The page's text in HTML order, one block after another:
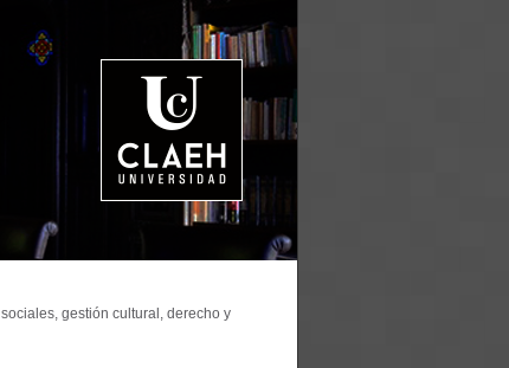
gestión cultural, derecho y